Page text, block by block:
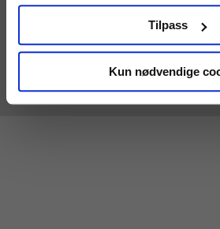
Tilpass
Kun nødvendige
Enebakkveien 150 -
E-post: